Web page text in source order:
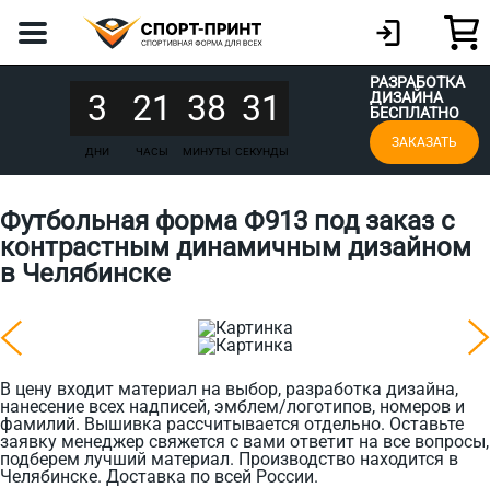
3
ДНИ
21
ЧАСЫ
38
МИНУТЫ
31
СЕКУНДЫ
РАЗРАБОТКА
ДИЗАЙНА
БЕСПЛАТНО
ЗАКАЗАТЬ
Футбольная форма Ф913 под заказ с
контрастным динамичным дизайном
в Челябинске
В цену входит материал на выбор, разработка дизайна,
нанесение всех надписей, эмблем/логотипов, номеров и
фамилий. Вышивка рассчитывается отдельно. Оставьте
заявку менеджер свяжется с вами ответит на все вопросы,
подберем лучший материал. Производство находится в
Челябинске. Доставка по всей России.